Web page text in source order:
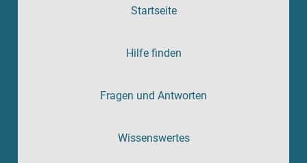
Startseite
Hilfe finden
Fragen und Antworten
Wissenswertes